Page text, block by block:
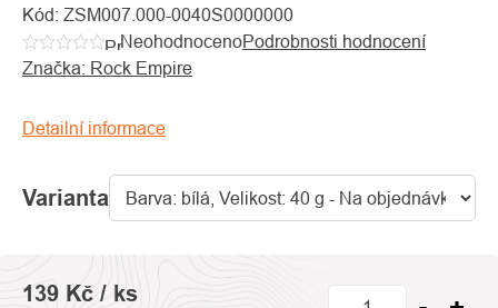
Kód: ZSM007.000-0040S0000000
Průměrné
hodnocení
je
z
5
NeohodnocenoPodrobnosti hodnocení
Značka: Rock Empire
Varianta
Detailní informace
139 Kč / ks